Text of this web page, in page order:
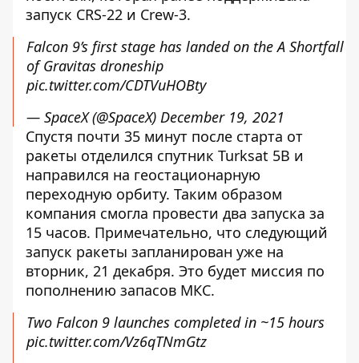
запуск CRS-22 и Crew-3.
Falcon 9’s first stage has landed on the A Shortfall
of Gravitas droneship
pic.twitter.com/CDTVuHOBty
— SpaceX (@SpaceX) December 19, 2021
Спустя почти 35 минут после старта от
ракеты отделился спутник Turksat 5B и
направился на геостационарную
переходную орбиту. Таким образом
компания смогла провести два запуска за
15 часов. Примечательно, что следующий
запуск ракеты запланирован уже на
вторник, 21 декабря. Это будет миссия по
пополнению запасов МКС.
Two Falcon 9 launches completed in ~15 hours
pic.twitter.com/Vz6qTNmGtz